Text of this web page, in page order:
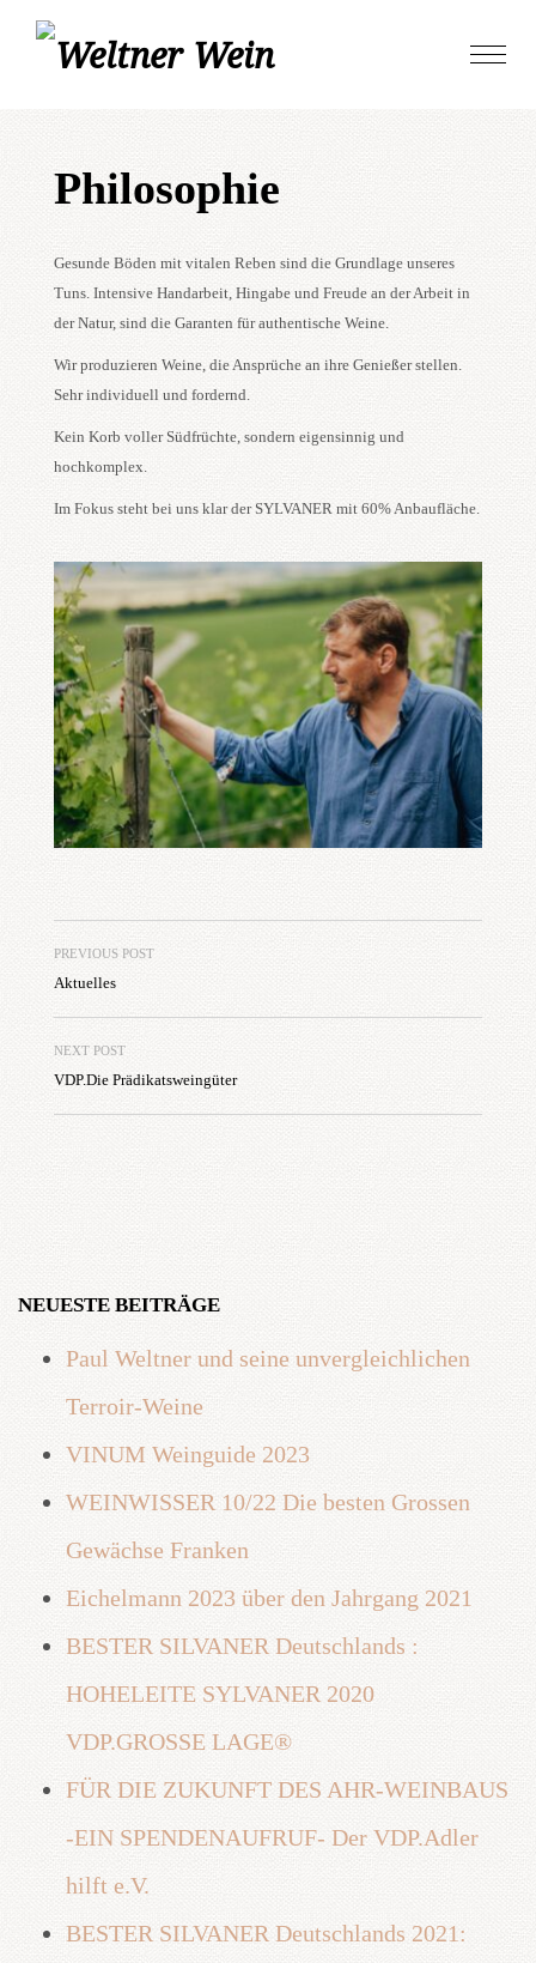
Skip
Toggle
Philosophie
Gesunde Böden mit vitalen Reben sind die Grundlage unseres
Tuns. Intensive Handarbeit, Hingabe und Freude an der Arbeit in
der Natur, sind die Garanten für authentische Weine.
Wir produzieren Weine, die Ansprüche an ihre Genießer stellen.
Sehr individuell und fordernd.
Kein Korb voller Südfrüchte, sondern eigensinnig und
hochkomplex.
Im Fokus steht bei uns klar der SYLVANER mit 60% Anbaufläche.
PREVIOUS POST
Aktuelles
NEXT POST
VDP.Die Prädikatsweingüter
NEUESTE BEITRÄGE
Paul Weltner und seine unvergleichlichen
Terroir-Weine
VINUM Weinguide 2023
WEINWISSER 10/22 Die besten Grossen
Gewächse Franken
Eichelmann 2023 über den Jahrgang 2021
BESTER SILVANER Deutschlands :
HOHELEITE SYLVANER 2020
VDP.GROSSE LAGE®
FÜR DIE ZUKUNFT DES AHR-WEINBAUS
-EIN SPENDENAUFRUF- Der VDP.Adler
hilft e.V.
BESTER SILVANER Deutschlands 2021: